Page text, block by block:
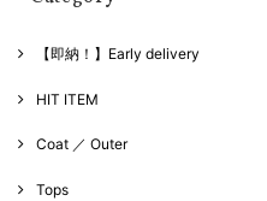
【即納！】Early delivery
HIT ITEM
Coat ／ Outer
Tops